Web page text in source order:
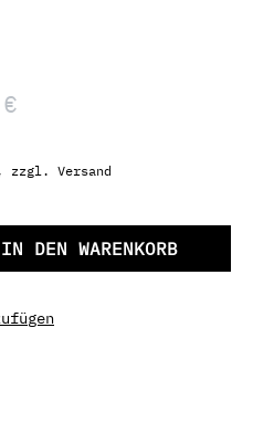
Versand
IN DEN WARENKORB